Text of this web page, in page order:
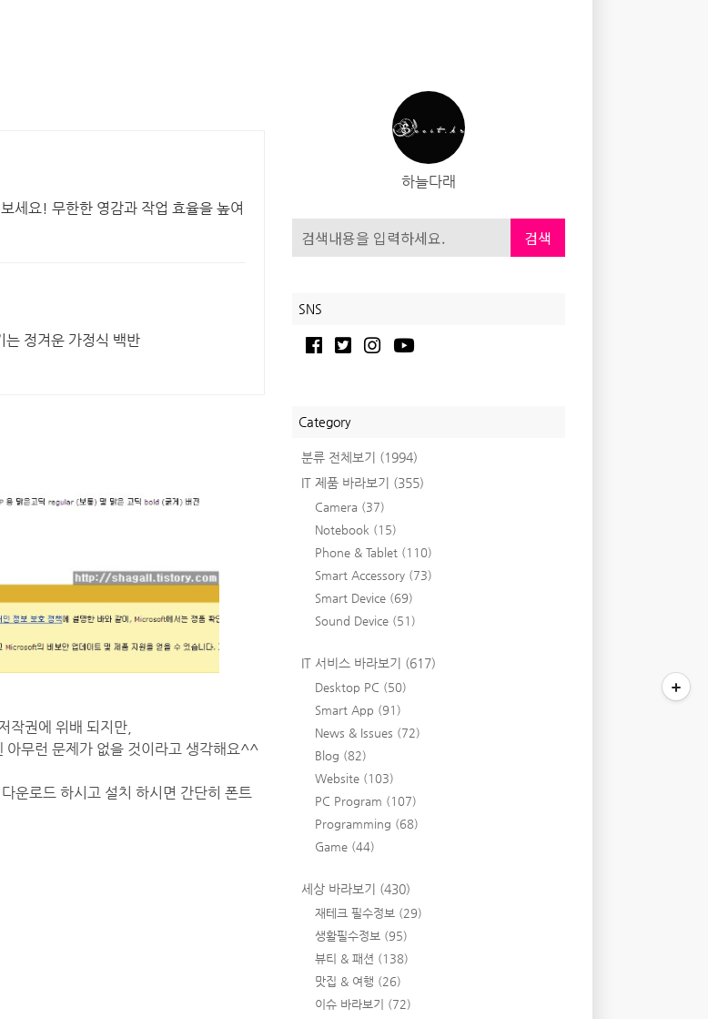
하늘다래
검색
SNS
Category
분류 전체보기 (1994)
IT 제품 바라보기 (355)
Camera (37)
Notebook (15)
Phone & Tablet (110)
Smart Accessory (73)
Smart Device (69)
Sound Device (51)
IT 서비스 바라보기 (617)
Desktop PC (50)
Smart App (91)
News & Issues (72)
Blog (82)
Website (103)
PC Program (107)
Programming (68)
Game (44)
세상 바라보기 (430)
재테크 필수정보 (29)
생활필수정보 (95)
뷰티 & 패션 (138)
맛집 & 여행 (26)
이슈 바라보기 (72)
세요! 무한한 영감과 작업 효율을 높여
는 정겨운 가정식 백반
작권에 위배 되지만,
아무런 문제가 없을 것이라고 생각해요^^
운로드 하시고 설치 하시면 간단히 폰트